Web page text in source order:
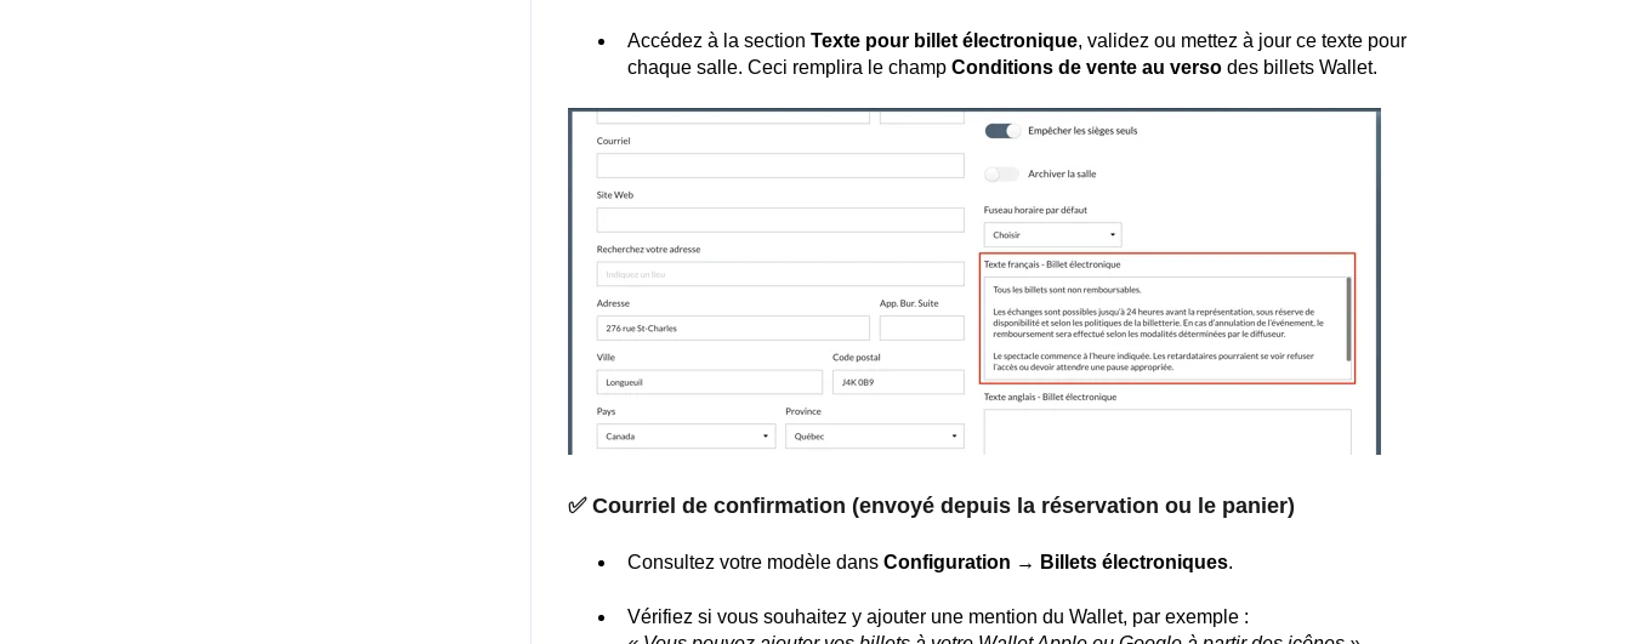
Accédez à la section Texte pour billet électronique, validez ou mettez à jour ce texte pour
chaque salle. Ceci remplira le champ Conditions de vente au versodes billets Wallet.
✅ Courriel de confirmation (envoyé depuis la réservation ou le panier)
Consultez votre modèle dans Configuration → Billets électroniques.
Vérifiez si vous souhaitez y ajouter une mention du Wallet, par exemple :